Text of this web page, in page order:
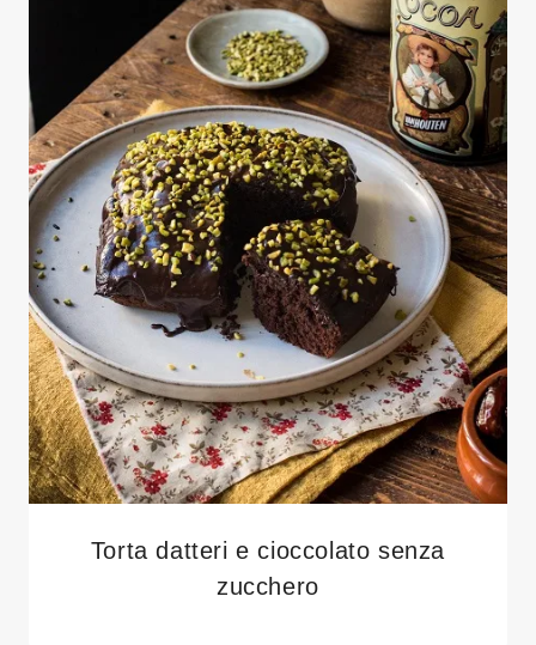
Torta datteri e cioccolato senza
zucchero